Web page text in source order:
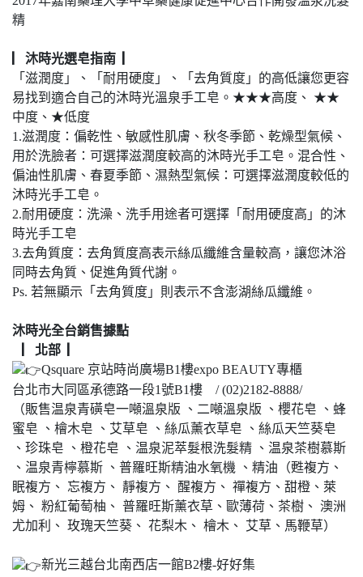
精
▏沐時光選皂指南 ▏
「滋潤度」、「耐用硬度」、「去角質度」的高低讓您更容
易找到適合自己的沐時光溫泉手工皂。★★★高度、 ★★
中度、★低度
1.滋潤度：偏乾性、敏感性肌膚、秋冬季節、乾燥型氣候、
用於洗臉者：可選擇滋潤度較高的沐時光手工皂。混合性、
偏油性肌膚、春夏季節、濕熱型氣候：可選擇滋潤度較低的
沐時光手工皂。
2.耐用硬度：洗澡、洗手用途者可選擇「耐用硬度高」的沐
時光手工皂
3.去角質度：去角質度高表示絲瓜纖維含量較高，讓您沐浴
同時去角質、促進角質代謝。
Ps. 若無顯示「去角質度」則表示不含澎湖絲瓜纖維。
沐時光全台銷售據點
▏北部 ▏
Qsquare 京站時尚廣場B1樓expo BEAUTY專櫃
台北市大同區承德路一段1號B1樓 / (02)2182-8888/
（販售温泉青磺皂一噸溫泉版 、二噸溫泉版 、櫻花皂 、蜂
蜜皂 、檜木皂 、艾草皂 、絲瓜薰衣草皂 、絲瓜天竺葵皂
、珍珠皂 、橙花皂 、温泉泥萃髮根洗髮精 、温泉茶樹慕斯
、温泉青檸慕斯 、普羅旺斯精油水氧機 、精油（甦複方、
眠複方、 忘複方、 靜複方、 醒複方、 禪複方、甜橙、萊
姆、 粉紅葡萄柚、 普羅旺斯薰衣草、歐薄荷、茶樹、 澳洲
尤加利、 玫瑰天竺葵、 花梨木、 檜木、 艾草、馬鞭草）
新光三越台北南西店一館B2樓-好好集